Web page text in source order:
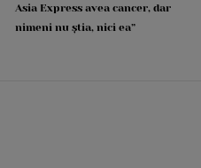
Asia Express avea cancer, dar
nimeni nu știa, nici ea”